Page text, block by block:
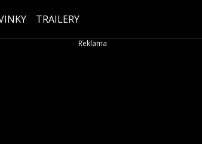
TRAILERY